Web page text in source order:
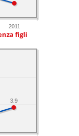
2011
figli
3.9